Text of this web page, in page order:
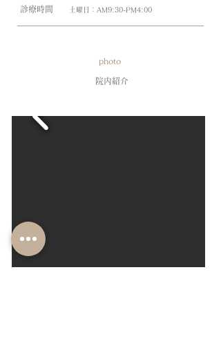
​診療時間 ​土曜日：AM9:30-PM4:00
photo
​院内紹介